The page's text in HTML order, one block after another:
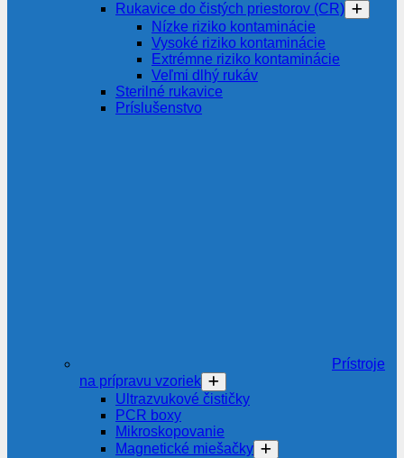
Rukavice do čistých priestorov (CR)
Nízke riziko kontaminácie
Vysoké riziko kontaminácie
Extrémne riziko kontaminácie
Veľmi dlhý rukáv
Sterilné rukavice
Príslušenstvo
Prístroje
na prípravu vzoriek
Ultrazvukové čističky
PCR boxy
Mikroskopovanie
Magnetické miešačky